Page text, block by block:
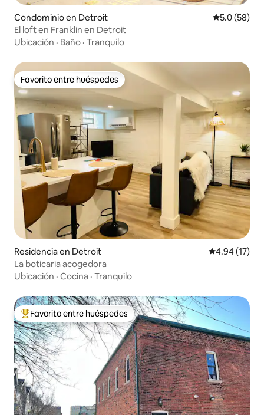
Condominio en Detroit Calificación
5.0 (58)
El loft en Franklin en Detroit
Ubicación · Baño · Tranquilo
Favorito entre huéspedes
Favorito entre huéspedes
Residencia en Detroit Calificación
4.94 (17)
La boticaria acogedora
Ubicación · Cocina · Tranquilo
De los mejores en Favorito entre huéspedes
Favorito entre huéspedes